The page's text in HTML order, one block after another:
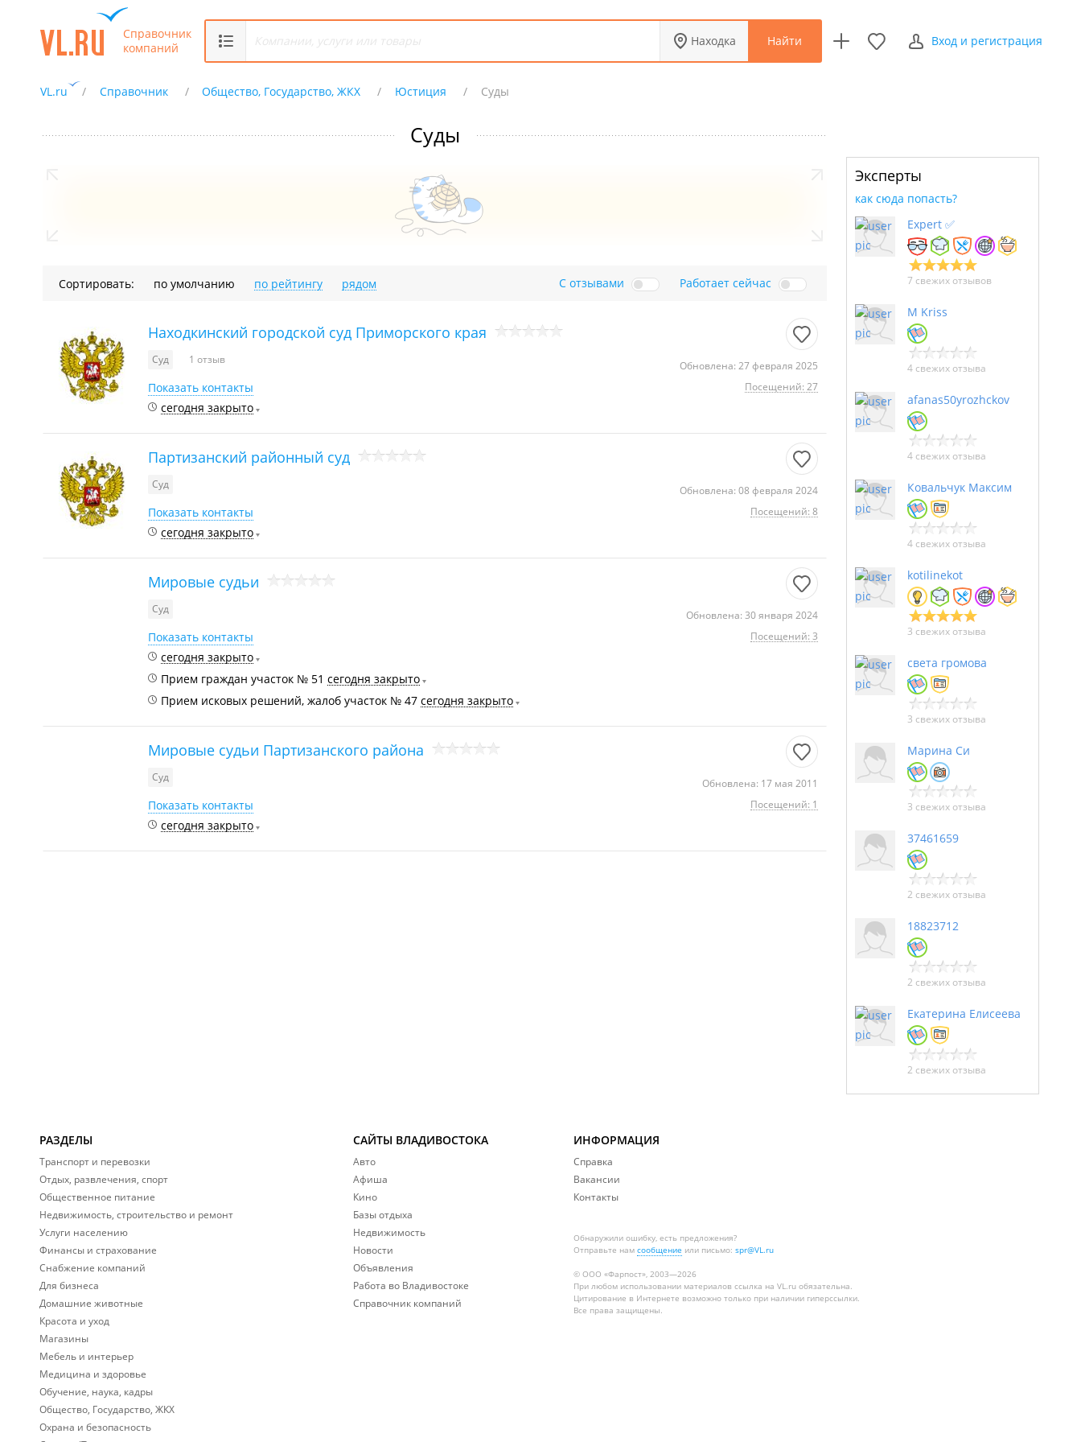
Справочник
компаний
Находка Найти Вход и регистрация
VL.ru Справочник Общество, Государство, ЖКХ Юстиция Суды
Суды
Сортировать: по умолчанию по рейтингу рядом С отзывами Работает сейчас
Находкинский городской суд Приморского края
Суд 1 отзыв
Обновлена: 27 февраля 2025
Посещений: 27
Показать контакты
сегодня закрыто
Партизанский районный суд
Суд
Обновлена: 08 февраля 2024
Посещений: 8
Показать контакты
сегодня закрыто
Мировые судьи
Суд
Обновлена: 30 января 2024
Посещений: 3
Показать контакты
сегодня закрыто
Прием граждан участок № 51 сегодня закрыто
Прием исковых решений, жалоб участок № 47 сегодня закрыто
Мировые судьи Партизанского района
Суд
Обновлена: 17 мая 2011
Посещений: 1
Показать контакты
сегодня закрыто
Эксперты
как сюда попасть?
Expert ✅
7 свежих отзывов
M Kriss
4 свежих отзыва
afanas50yrozhckov
4 свежих отзыва
Ковальчук Максим
4 свежих отзыва
kotilinekot
3 свежих отзыва
света громова
3 свежих отзыва
Марина Си
3 свежих отзыва
37461659
2 свежих отзыва
18823712
2 свежих отзыва
Екатерина Елисеева
2 свежих отзыва
РАЗДЕЛЫ
Транспорт и перевозки
Отдых, развлечения, спорт
Общественное питание
Недвижимость, строительство и ремонт
Услуги населению
Финансы и страхование
Снабжение компаний
Для бизнеса
Домашние животные
Красота и уход
Магазины
Мебель и интерьер
Медицина и здоровье
Обучение, наука, кадры
Общество, Государство, ЖКХ
Охрана и безопасность
САЙТЫ ВЛАДИВОСТОКА
Авто
Афиша
Кино
Базы отдыха
Недвижимость
Новости
Объявления
Работа во Владивостоке
Справочник компаний
ИНФОРМАЦИЯ
Справка
Вакансии
Контакты
Обнаружили ошибку, есть предложения?
Отправьте нам сообщение или письмо: spr@VL.ru
© ООО «Фарпост», 2003—2026
При любом использовании материалов ссылка на VL.ru обязательна.
Цитирование в Интернете возможно только при наличии гиперссылки.
Все права защищены.